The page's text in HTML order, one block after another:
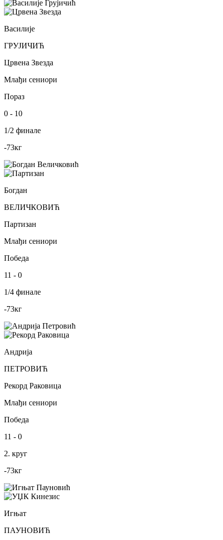
Василије
ГРУЈИЧИЋ
Црвена Звезда
Млађи сениори
Пораз
0 - 10
1/2 финале
-73кг
Богдан
ВЕЛИЧКОВИЋ
Партизан
Млађи сениори
Победа
11 - 0
1/4 финале
-73кг
Андрија
ПЕТРОВИЋ
Рекорд Раковица
Млађи сениори
Победа
11 - 0
2. круг
-73кг
Игњат
ПАУНОВИЋ